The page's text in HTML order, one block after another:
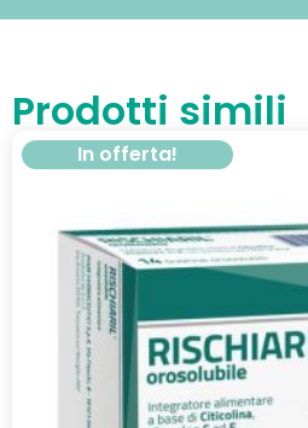
Prodotti simili
In offerta!